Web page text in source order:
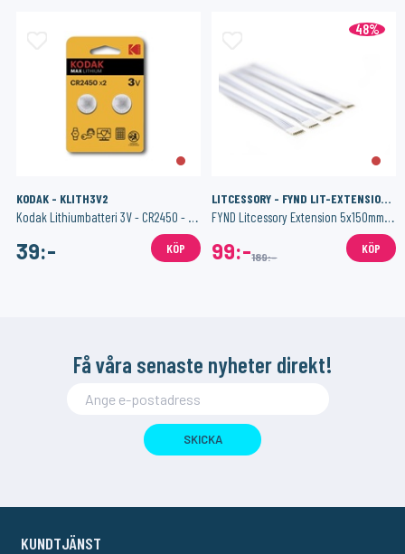
KODAK - KLITH3V2
Kodak Lithiumbatteri 3V - CR2450 - 2-pack
39:- KÖP
48%
LITCESSORY - FYND LIT-EXTENSION 150MM-W05
FYND Litcessory Extension 5x150mm - White (Hue V3)
99:-189:-
KÖP
Få våra senaste nyheter direkt!
SKICKA
KUNDTJÄNST